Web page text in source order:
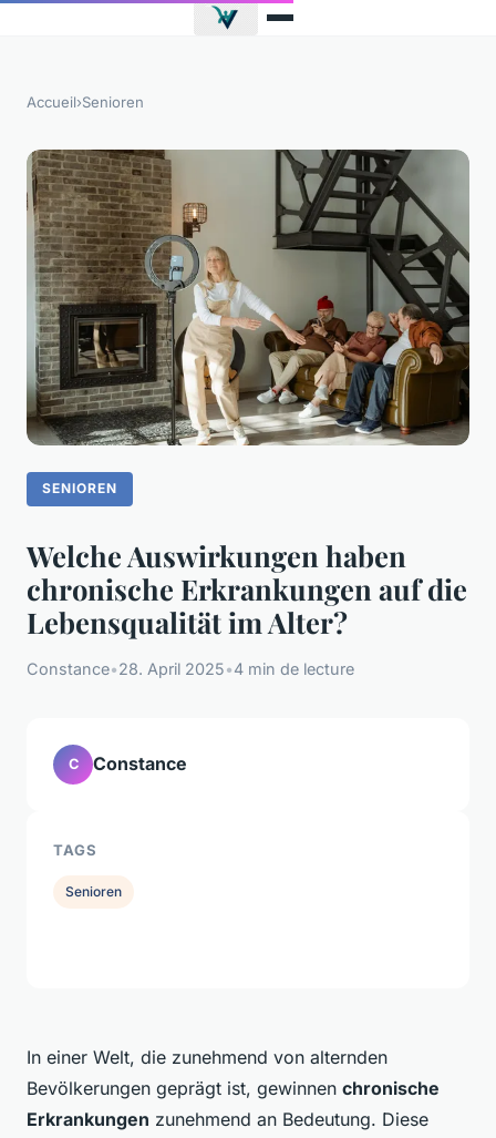
Accueil›Senioren
SENIOREN
Welche Auswirkungen haben
chronische Erkrankungen auf die
Lebensqualität im Alter?
Constance•28. April 2025•4 min de lecture
In einer Welt, die zunehmend von alternden
Bevölkerungen geprägt ist, gewinnen chronische
Erkrankungen zunehmend an Bedeutung. Diese
C Constance
TAGS
Senioren